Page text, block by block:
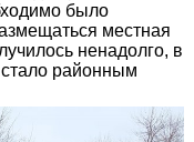
было
местная
ненадолго, в
районным